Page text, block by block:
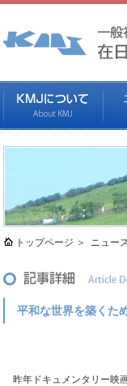
トップページ ニュー
平和な世界を築くた
昨年ドキュメンタリー映